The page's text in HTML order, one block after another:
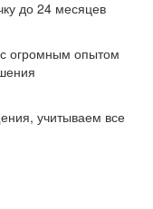
до 24 месяцев
с огромным опытом
учитываем все